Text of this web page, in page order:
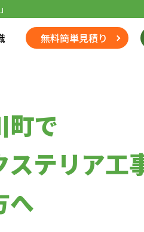
無料簡単見積り
町で
テリア工
へ